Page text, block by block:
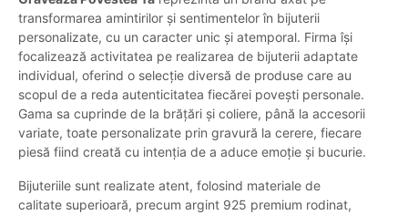
transformarea amintirilor și sentimentelor în bijuterii
personalizate, cu un caracter unic și atemporal. Firma își
focalizează activitatea pe realizarea de bijuterii adaptate
individual, oferind o selecție diversă de produse care au
scopul de a reda autenticitatea fiecărei povești personale.
Gama sa cuprinde de la brățări și coliere, până la accesorii
variate, toate personalizate prin gravură la cerere, fiecare
piesă fiind creată cu intenția de a aduce emoție și bucurie.
Bijuteriile sunt realizate atent, folosind materiale de
calitate superioară, precum argint 925 premium rodinat,